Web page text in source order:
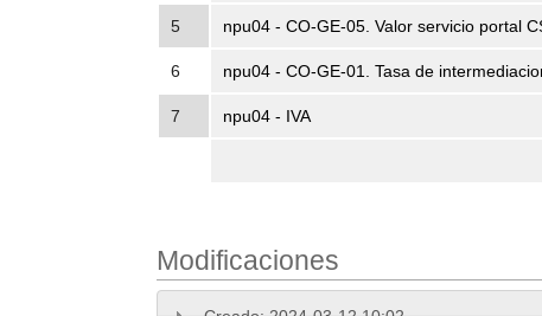
5 npu04 - CO-GE-05. Valor servicio portal
6 npu04 - CO-GE-01. Tasa de
7 npu04 - IVA
Modificaciones